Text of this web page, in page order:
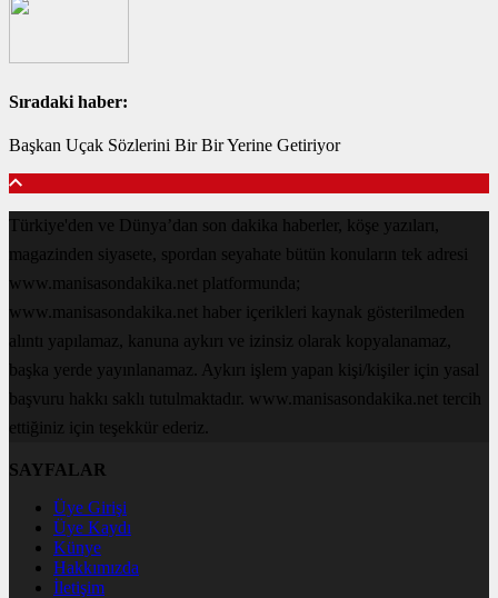
Sıradaki haber:
Başkan Uçak Sözlerini Bir Bir Yerine Getiriyor
Türkiye'den ve Dünya’dan son dakika haberler, köşe yazıları,
magazinden siyasete, spordan seyahate bütün konuların tek adresi
www.manisasondakika.net platformunda;
www.manisasondakika.net haber içerikleri kaynak gösterilmeden
alıntı yapılamaz, kanuna aykırı ve izinsiz olarak kopyalanamaz,
başka yerde yayınlanamaz. Aykırı işlem yapan kişi/kişiler için yasal
başvuru hakkı saklı tutulmaktadır. www.manisasondakika.net tercih
ettiğiniz için teşekkür ederiz.
SAYFALAR
Üye Girişi
Üye Kaydı
Künye
Hakkımızda
İletişim